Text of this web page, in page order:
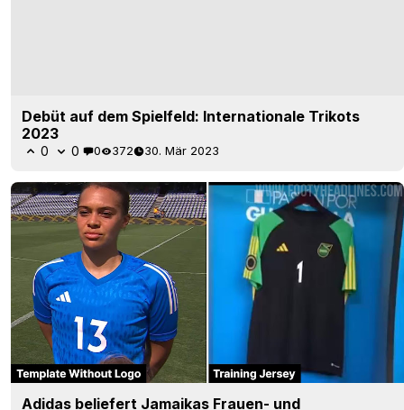
Debüt auf dem Spielfeld: Internationale Trikots
2023
0 0 0 372 30. Mär 2023
Adidas beliefert Jamaikas Frauen- und